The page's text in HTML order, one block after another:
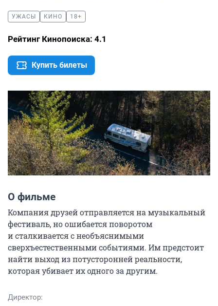
УЖАСЫ КИНО 18+
Рейтинг Кинопоиска: 4.1
Купить билеты
О фильме
Компания друзей отправляется на музыкальный
фестиваль, но ошибается поворотом
и сталкивается с необъяснимыми
сверхъестественными событиями. Им предстоит
найти выход из потусторонней реальности,
которая убивает их одного за другим.
Директор: